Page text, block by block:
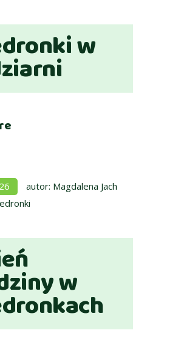
w
autor: Magdalena Jach
w